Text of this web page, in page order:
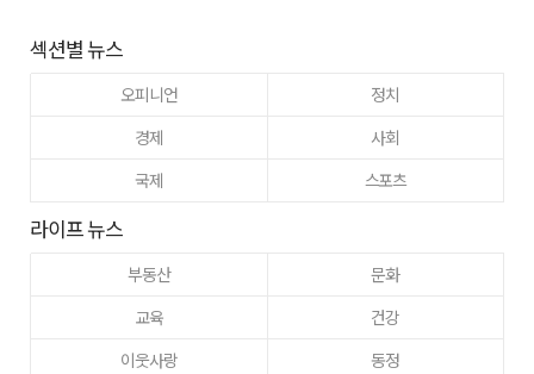
섹션별 뉴스
오피니언
정치
경제
사회
국제
스포츠
라이프 뉴스
부동산
문화
교육
건강
이웃사랑
동정